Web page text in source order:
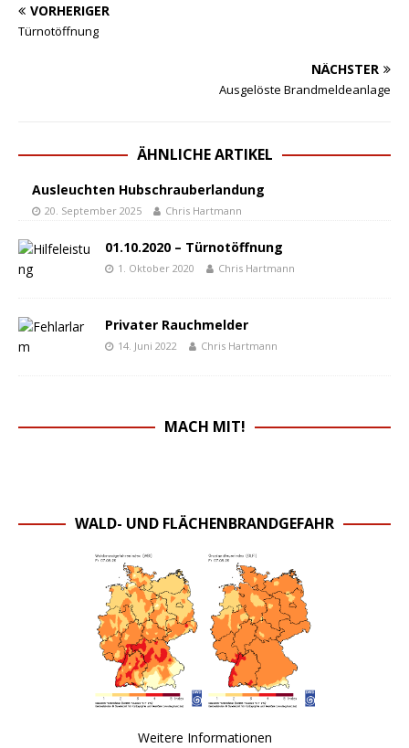
VORHERIGER
Türnotöffnung
NÄCHSTER
Ausgelöste Brandmeldeanlage
ÄHNLICHE ARTIKEL
Ausleuchten Hubschrauberlandung
20. September 2025 Chris Hartmann
01.10.2020 – Türnotöffnung
1. Oktober 2020 Chris Hartmann
Privater Rauchmelder
14. Juni 2022 Chris Hartmann
MACH MIT!
WALD- UND FLÄCHENBRANDGEFAHR
Weitere Informationen